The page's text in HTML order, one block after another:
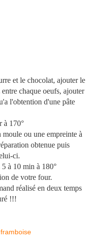
et le chocolat, ajouter le
chaque oeufs, ajouter
l'obtention d'une pâte
à 170°
moule ou une empreinte à
obtenue puis
ci.
à 10 min à 180°
de votre four.
réalisé en deux temps
!!!